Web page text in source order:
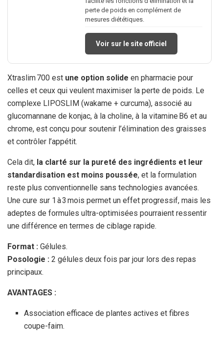
perte de poids en complément de
mesures diététiques.
Voir sur le site officiel
Xtraslim 700 est une option solide en pharmacie pour
celles et ceux qui veulent maximiser la perte de poids. Le
complexe LIPOSLIM (wakame + curcuma), associé au
glucomannane de konjac, à la choline, à la vitamine B6 et au
chrome, est conçu pour soutenir l’élimination des graisses
et contrôler l’appétit.
Cela dit, la clarté sur la pureté des ingrédients et leur
standardisation est moins poussée, et la formulation
reste plus conventionnelle sans technologies avancées.
Une cure sur 1 à 3 mois permet un effet progressif, mais les
adeptes de formules ultra-optimisées pourraient ressentir
une différence en termes de ciblage rapide.
Format : Gélules.
Posologie : 2 gélules deux fois par jour lors des repas
principaux.
AVANTAGES :
Association efficace de plantes actives et fibres
coupe-faim.